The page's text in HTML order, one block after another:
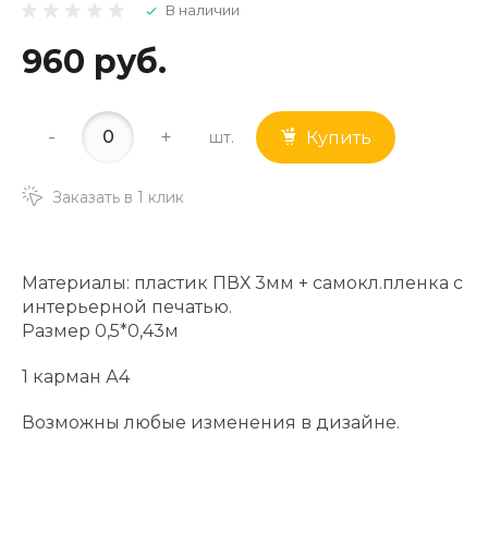
В наличии
960 руб.
- + шт. Купить
Заказать в 1 клик
Материалы: пластик ПВХ 3мм + самокл.пленка с
интерьерной печатью.
Размер 0,5*0,43м
1 карман А4
Возможны любые изменения в дизайне.